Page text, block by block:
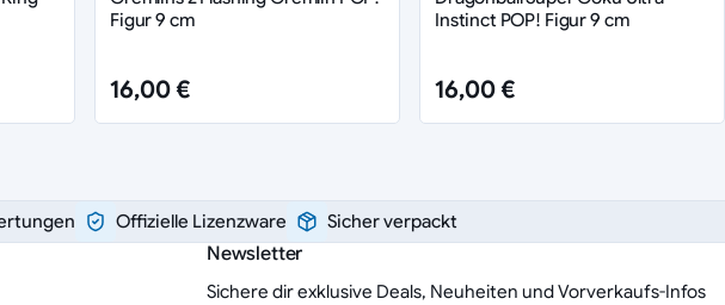
Figur 9 cm
16,00 €
Instinct POP! Figur 9 cm
16,00 €
Offizielle Lizenzware Sicher verpackt
Newsletter
Sichere dir exklusive Deals, Neuheiten und Vorverkaufs-Infos